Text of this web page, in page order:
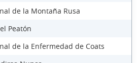
de la Montaña Rusa
Peatón
de la Enfermedad de Coats